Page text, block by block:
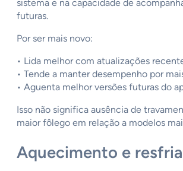
sistema e na capacidade de
futuras.
Por ser mais novo:
• Lida melhor com atualizações
• Tende a manter desempenho por
• Aguenta melhor versões futuras do
Isso não significa ausência de
maior fôlego em relação a modelos
Aquecimento e